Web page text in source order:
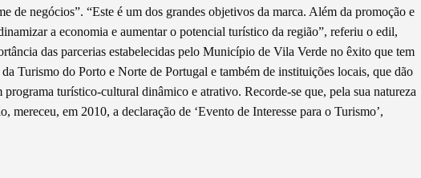
de negócios”. “Este é um dos grandes objetivos da marca. Além da promoção e
a economia e aumentar o potencial turístico da região”, referiu o edil,
das parcerias estabelecidas pelo Município de Vila Verde no êxito que tem
Turismo do Porto e Norte de Portugal e também de instituições locais, que dão
turístico-cultural dinâmico e atrativo. Recorde-se que, pela sua natureza
mereceu, em 2010, a declaração de ‘Evento de Interesse para o Turismo’,